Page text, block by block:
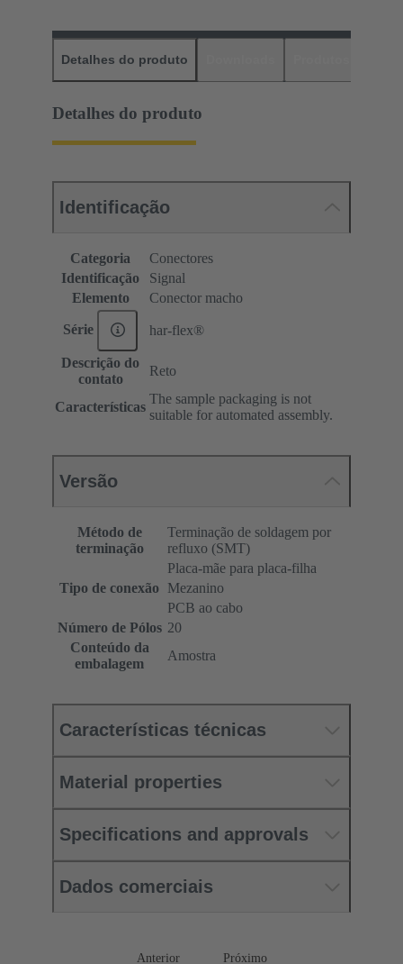
Detalhes do produto
Detalhes do produto
Identificação
Categoria
Conectores
Identificação
Signal
Elemento
Conector macho
Série har-flex®
Descrição do
contato
Reto
Características
The sample packaging is not
suitable for automated assembly.
Versão
Método de
terminação
Terminação de soldagem por
refluxo (SMT)
Tipo de conexão
Placa-mãe para placa-filha
Mezanino
PCB ao cabo
Número de Pólos 20
Conteúdo da
embalagem
Amostra
Características técnicas
Material properties
Specifications and approvals
Dados comerciais
Anterior Próximo